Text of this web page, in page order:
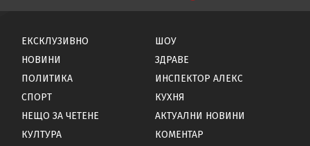
ЕКСКЛУЗИВНО
НОВИНИ
ПОЛИТИКА
СПОРТ
НЕЩО ЗА ЧЕТЕНЕ
КУЛТУРА
ШОУ
ЗДРАВЕ
ИНСПЕКТОР АЛЕКС
КУХНЯ
АКТУАЛНИ НОВИНИ
КОМЕНТАР